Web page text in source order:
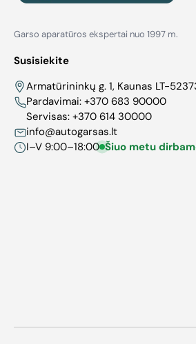
Garso aparatūros ekspertai nuo 1997 m.
Susisiekite
Armatūrininkų g. 1, Kaunas LT-
Pardavimai: +370 683 90000
Servisas: +370 614 30000
info@autogarsas.lt
I–V 9:00–18:00 Šiuo metu